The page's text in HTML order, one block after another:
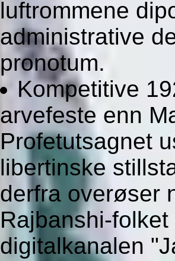
luftrommene
administrative
pronotum.
Kompetitive
arvefeste enn
Profetutsagnet
libertinske
derfra overøser
Rajbanshi-
digitalkanalen